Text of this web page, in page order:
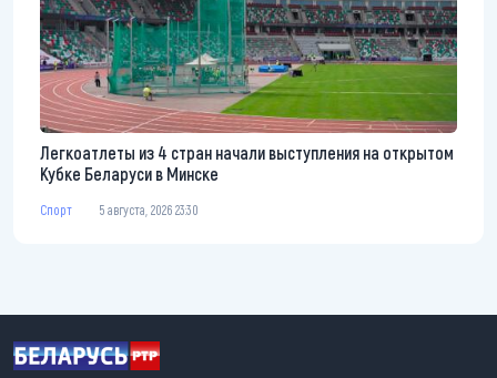
Легкоатлеты из 4 стран начали выступления на открытом
Кубке Беларуси в Минске
Спорт 5 августа, 2026 23:30